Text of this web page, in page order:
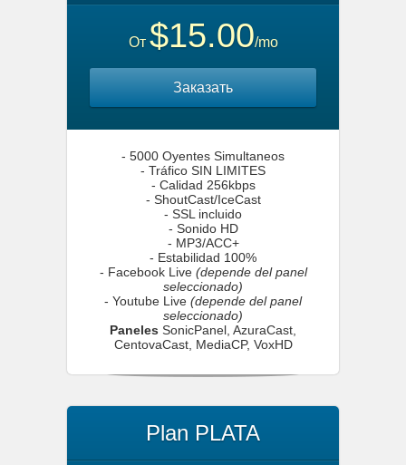
От $15.00/mo
Заказать
- 5000 Oyentes Simultaneos
- Tráfico SIN LIMITES
- Calidad 256kbps
- ShoutCast/IceCast
- SSL incluido
- Sonido HD
- MP3/ACC+
- Estabilidad 100%
- Facebook Live (depende del panel
seleccionado)
- Youtube Live (depende del panel
seleccionado)
Paneles SonicPanel, AzuraCast,
CentovaCast, MediaCP, VoxHD
Plan PLATA